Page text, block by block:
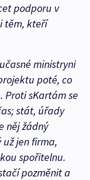
podporu v
těm, kteří
ministryni
poté, co
Proti sKartám se
stát, úřady
něj žádný
jen firma,
spořitelnu.
pozměnit a